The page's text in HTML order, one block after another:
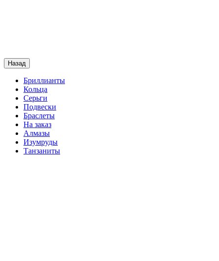
Назад
Бриллианты
Кольца
Серьги
Подвески
Браслеты
На заказ
Алмазы
Изумруды
Танзаниты